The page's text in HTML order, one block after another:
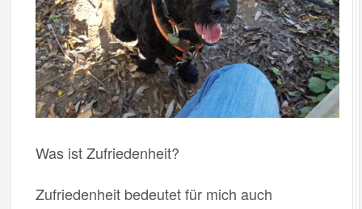
Was ist Zufriedenheit?
Zufriedenheit bedeutet für mich auch